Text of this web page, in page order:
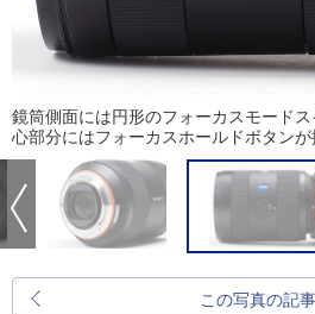
鏡筒側面には円形のフォーカスモード
心部分にはフォーカスホールドボタン
この写真の記